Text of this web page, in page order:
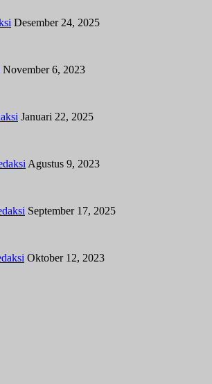
Desember 24, 2025
November 6, 2023
Januari 22, 2025
Agustus 9, 2023
September 17, 2025
Oktober 12, 2023